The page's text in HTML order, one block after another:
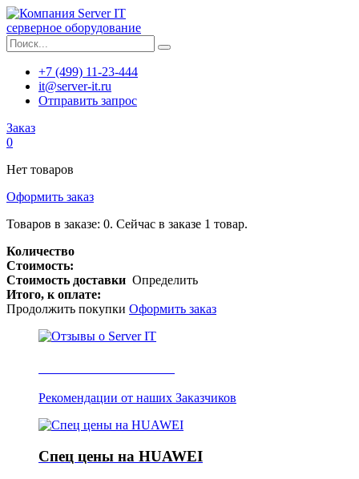
серверное оборудование
+7 (499) 11-23-444
it@server-it.ru
Отправить запрос
Заказ
0
Нет товаров
Оформить заказ
Товаров в заказе: 0. Сейчас в заказе 1 товар.
Количество
Стоимость:
Стоимость доставки Определить
Итого, к оплате:
Продолжить покупки Оформить заказ
Рекомендации от наших Заказчиков
Спец цены на HUAWEI